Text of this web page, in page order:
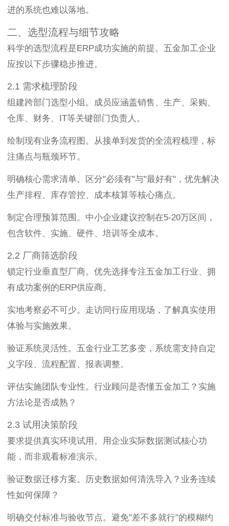
进的系统也难以落地。
二、选型流程与细节攻略
科学的选型流程是ERP成功实施的前提。五金加工企业
应按以下步骤稳步推进。
2.1 需求梳理阶段
组建跨部门选型小组。成员应涵盖销售、生产、采购、
仓库、财务、IT等关键部门负责人。
绘制现有业务流程图。从接单到发货的全流程梳理，标
注痛点与瓶颈环节。
明确核心需求清单。区分"必须有"与"最好有"，优先解决
生产排程、库存管控、成本核算等核心痛点。
制定合理预算范围。中小企业建议控制在5-20万区间，
包含软件、实施、硬件、培训等全成本。
2.2 厂商筛选阶段
锁定行业垂直型厂商。优先选择专注五金加工行业、拥
有成功案例的ERP供应商。
实地考察必不可少。走访同行应用现场，了解真实使用
体验与实施效果。
验证系统灵活性。五金行业工艺多变，系统需支持自定
义字段、流程配置、报表调整。
评估实施团队专业性。行业顾问是否懂五金加工？实施
方法论是否成熟？
2.3 试用决策阶段
要求提供真实环境试用。用企业实际数据测试核心功
能，而非观看标准演示。
验证数据迁移方案。历史数据如何清洗导入？业务连续
性如何保障？
明确交付标准与验收节点。避免"差不多就行"的模糊约